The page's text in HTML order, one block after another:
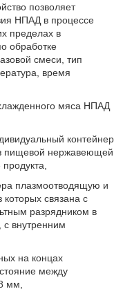
позволяет
НПАД в процессе
пределах в
обработке
смеси, тип
время
мяса НПАД
контейнер
пищевой нержавеющей
плазмоотводящую и
связана с
разрядником в
с внутренним
на концах
между
мм,